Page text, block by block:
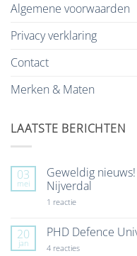
Algemene voorwaarden
Privacy verklaring
Contact
Merken & Maten
LAATSTE BERICHTEN
03
mei
Geweldig
Nijverdal
1 reactieop
Vanaf
7
mei
20
jan
PHD Defence
4 reactiesop